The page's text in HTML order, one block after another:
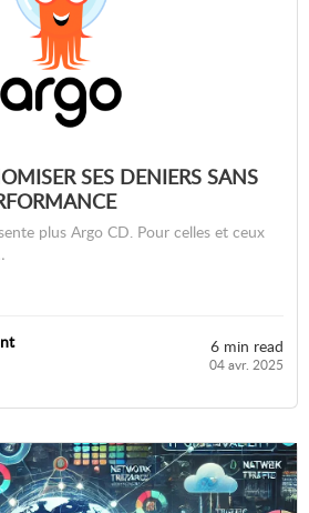
SES DENIERS SANS
plus Argo CD. Pour celles et ceux
6 min read
04 avr. 2025